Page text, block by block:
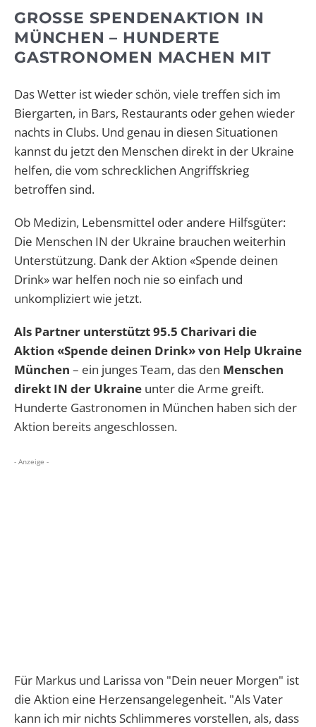
GROSSE SPENDENAKTION IN M
ÜNCHEN – HUNDERTE G
ASTRONOMEN MACHEN MIT
Das Wetter ist wieder schön, viele treffen sich im
Biergarten, in Bars, Restaurants oder gehen wieder
nachts in Clubs. Und genau in diesen Situationen
kannst du jetzt den Menschen direkt in der Ukraine
helfen, die vom schrecklichen Angriffskrieg
betroffen sind.
Ob Medizin, Lebensmittel oder andere Hilfsgüter:
Die Menschen IN der Ukraine brauchen weiterhin
Unterstützung. Dank der Aktion «Spende deinen
Drink» war helfen noch nie so einfach und
unkompliziert wie jetzt.
Als Partner unterstützt 95.5 Charivari die
Aktion «Spende deinen Drink» von Help Ukraine
München – ein junges Team, das den Menschen
direkt IN der Ukraine unter die Arme greift.
Hunderte Gastronomen in München haben sich der
Aktion bereits angeschlossen.
- Anzeige -
Für Markus und Larissa von "Dein neuer Morgen" ist
die Aktion eine Herzensangelegenheit. "Als Vater
kann ich mir nichts Schlimmeres vorstellen, als, dass